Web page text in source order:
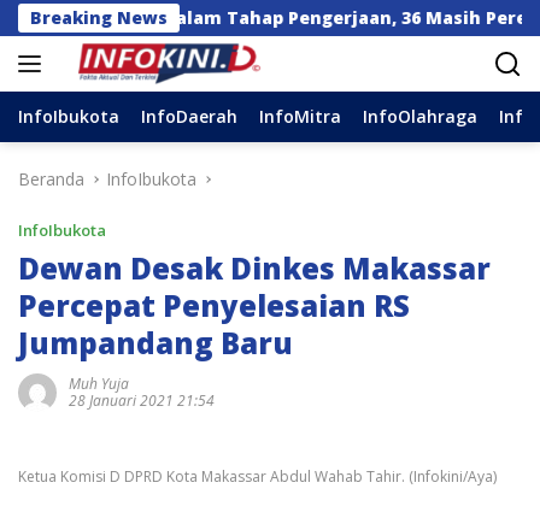
Langsung
ke
konten
Breaking News
Dalam Tahap Pengerjaan, 36 Masih Perencanaan
InfoIbukota InfoDaerah InfoMitra InfoOlahraga
Beranda InfoIbukota
InfoIbukota
Dewan Desak Dinkes Makassar
Percepat Penyelesaian RS
Jumpandang Baru
Muh Yuja
28 Januari 2021 21:54
Ketua Komisi D DPRD Kota Makassar Abdul Wahab Tahir. (Infokini/Aya)